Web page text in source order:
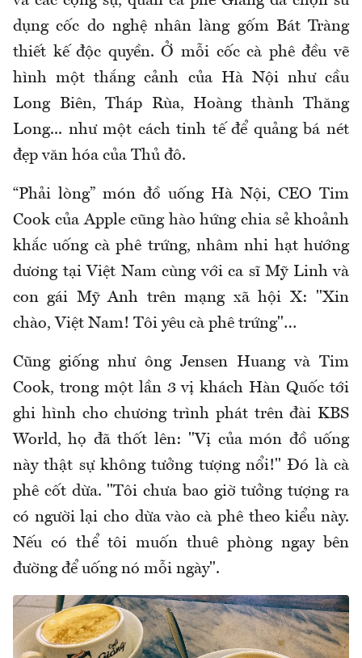
dụng cốc do nghệ nhân làng gốm Bát Tràng
thiết kế độc quyền. Ở mỗi cốc cà phê đều vẽ
hình một thắng cảnh của Hà Nội như cầu
Long Biên, Tháp Rùa, Hoàng thành Thăng
Long... như một cách tinh tế để quảng bá nét
đẹp văn hóa của Thủ đô.
“Phải lòng” món đồ uống Hà Nội, CEO Tim
Cook của Apple cũng hào hứng chia sẻ khoảnh
khắc uống cà phê trứng, nhâm nhi hạt hướng
dương tại Việt Nam cùng với ca sĩ Mỹ Linh và
con gái Mỹ Anh trên mạng xã hội X: "Xin
chào, Việt Nam! Tôi yêu cà phê trứng"…
Cũng giống như ông Jensen Huang và Tim
Cook, trong một lần 3 vị khách Hàn Quốc tới
ghi hình cho chương trình phát trên đài KBS
World, họ đã thốt lên: "Vị của món đồ uống
này thật sự không tưởng tượng nổi!" Đó là cà
phê cốt dừa. "Tôi chưa bao giờ tưởng tượng ra
có người lại cho dừa vào cà phê theo kiểu này.
Nếu có thể tôi muốn thuê phòng ngay bên
đường để uống nó mỗi ngày".